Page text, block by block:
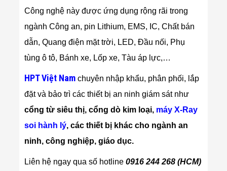
Công nghệ này được ứng dụng rộng rãi trong
ngành Công an, pin Lithium, EMS, IC, Chất bán
dẫn, Quang điện mặt trời, LED, Đầu nối, Phụ
tùng ô tô, Bánh xe, Lốp xe, Tàu áp lực,…
HPT Việt Nam chuyên nhập khẩu, phân phối, lắp
đặt và bảo trì các thiết bị an ninh giám sát như
cổng từ siêu thị, cổng dò kim loại, máy X-Ray
soi hành lý, các thiết bị khác cho ngành an
ninh, công nghiệp, giáo dục.
Liên hệ ngay qua số hotline0916 244 268 (HCM)